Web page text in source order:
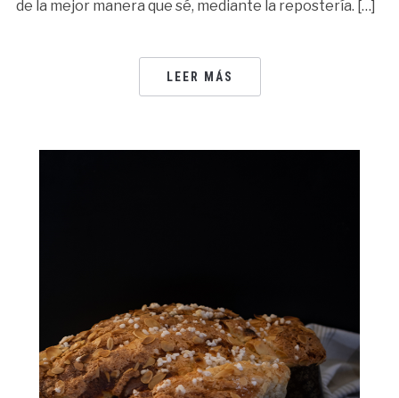
de la mejor manera que sé, mediante la repostería. […]
LEER MÁS